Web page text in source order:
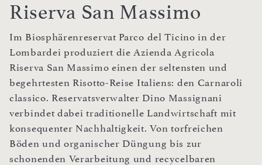
Riserva San Massimo
Im Biosphärenreservat Parco del Ticino in der
Lombardei produziert die Azienda Agricola
Riserva San Massimo einen der seltensten und
begehrtesten Risotto-Reise Italiens: den Carnaroli
classico. Reservatsverwalter Dino Massignani
verbindet dabei traditionelle Landwirtschaft mit
konsequenter Nachhaltigkeit. Von torfreichen
Böden und organischer Düngung bis zur
schonenden Verarbeitung und recycelbaren